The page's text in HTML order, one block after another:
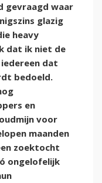
gevraagd waar
glazig
heavy
dat ik niet de
dat
bedoeld.
en
voor
maanden
zoektocht
ongelofelijk